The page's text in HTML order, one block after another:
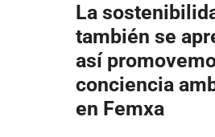
La
también se
así
conciencia
en Femxa